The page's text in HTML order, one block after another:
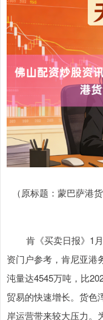
（原标题：蒙巴萨港
肯《买卖日报》1月
资门户参考，肯尼亚港
沌量达4545万吨，比
贸易的快速增长。货色
岸运营带来较大压力。